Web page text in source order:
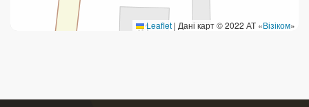
Leaflet | Дані карт © 2022 АТ «Візіком»